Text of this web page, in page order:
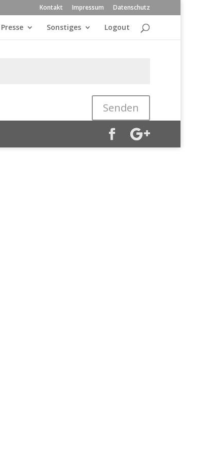
Kontakt Impressum Datenschutz
Presse Sonstiges
Logout
Senden